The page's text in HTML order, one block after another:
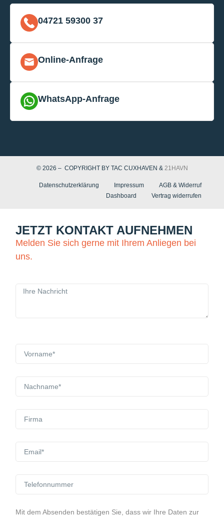
04721 59300 37
Online-Anfrage
WhatsApp-Anfrage
© 2026 – COPYRIGHT BY TAC CUXHAVEN & 21HAVN
Datenschutzerklärung Impressum
AGB & Widerruf
Dashboard
Vertrag widerrufen
JETZT KONTAKT AUFNEHMEN
Melden Sie sich gerne mit Ihrem Anliegen bei
uns.
Mit dem Absenden bestätigen Sie, dass wir Ihre Daten zur